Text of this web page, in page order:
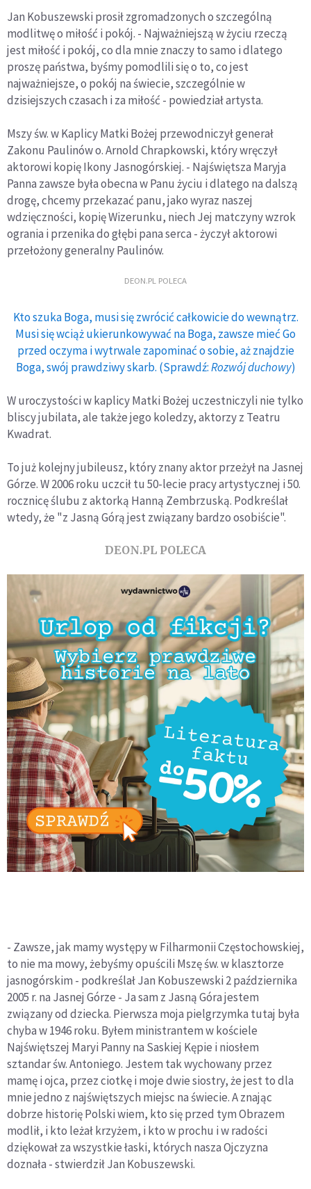
Jan Kobuszewski prosił zgromadzonych o szczególną
modlitwę o miłość i pokój. - Najważniejszą w życiu rzeczą
jest miłość i pokój, co dla mnie znaczy to samo i dlatego
proszę państwa, byśmy pomodlili się o to, co jest
najważniejsze, o pokój na świecie, szczególnie w
dzisiejszych czasach i za miłość - powiedział artysta.
Mszy św. w Kaplicy Matki Bożej przewodniczył generał
Zakonu Paulinów o. Arnold Chrapkowski, który wręczył
aktorowi kopię Ikony Jasnogórskiej. - Najświętsza Maryja
Panna zawsze była obecna w Panu życiu i dlatego na dalszą
drogę, chcemy przekazać panu, jako wyraz naszej
wdzięczności, kopię Wizerunku, niech Jej matczyny wzrok
ogrania i przenika do głębi pana serca - życzył aktorowi
przełożony generalny Paulinów.
DEON.PL POLECA
Kto szuka Boga, musi się zwrócić całkowicie do wewnątrz.
Musi się wciąż ukierunkowywać na Boga, zawsze mieć Go
przed oczyma i wytrwale zapominać o sobie, aż znajdzie
Boga, swój prawdziwy skarb. (Sprawdź:Rozwój duchowy)
W uroczystości w kaplicy Matki Bożej uczestniczyli nie tylko
bliscy jubilata, ale także jego koledzy, aktorzy z Teatru
Kwadrat.
To już kolejny jubileusz, który znany aktor przeżył na Jasnej
Górze. W 2006 roku uczcił tu 50-lecie pracy artystycznej i 50.
rocznicę ślubu z aktorką Hanną Zembrzuską. Podkreślał
wtedy, że "z Jasną Górą jest związany bardzo osobiście".
DEON.PL POLECA
- Zawsze, jak mamy występy w Filharmonii Częstochowskiej,
to nie ma mowy, żebyśmy opuścili Mszę św. w klasztorze
jasnogórskim - podkreślał Jan Kobuszewski 2 października
2005 r. na Jasnej Górze - Ja sam z Jasną Góra jestem
związany od dziecka. Pierwsza moja pielgrzymka tutaj była
chyba w 1946 roku. Byłem ministrantem w kościele
Najświętszej Maryi Panny na Saskiej Kępie i niosłem
sztandar św. Antoniego. Jestem tak wychowany przez
mamę i ojca, przez ciotkę i moje dwie siostry, że jest to dla
mnie jedno z najświętszych miejsc na świecie. A znając
dobrze historię Polski wiem, kto się przed tym Obrazem
modlił, i kto leżał krzyżem, i kto w prochu i w radości
dziękował za wszystkie łaski, których nasza Ojczyzna
doznała - stwierdził Jan Kobuszewski.